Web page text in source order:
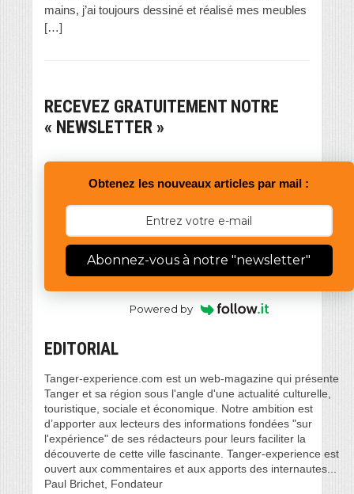
mains, j’ai toujours dessiné et réalisé mes meubles
[…]
RECEVEZ GRATUITEMENT NOTRE
« NEWSLETTER »
Obtenez les nouveaux articles par mail :
Abonnez-vous à notre "newsletter"
Powered by
EDITORIAL
Tanger-experience.com est un web-magazine qui présente
Tanger et sa région sous l'angle d'une actualité culturelle,
touristique, sociale et économique. Notre ambition est
d’apporter aux lecteurs des informations fondées "sur
l'expérience" de ses rédacteurs pour leurs faciliter la
découverte de cette ville fascinante. Tanger-experience est
ouvert aux commentaires et aux apports des internautes...
Paul Brichet, Fondateur